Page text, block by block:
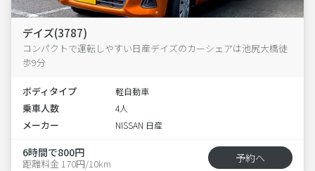
デイズ(3787)
コンパクトで運転しやすい日産デイズのカーシェアは池尻大橋徒
歩9分
ボディタイプ 軽自動車
乗車人数 4人
メーカー NISSAN 日産
6時間で800円
距離料金 170円/10km 予約へ